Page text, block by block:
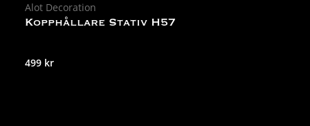
Alot Decoration
Kopphållare Stativ H57
499 kr